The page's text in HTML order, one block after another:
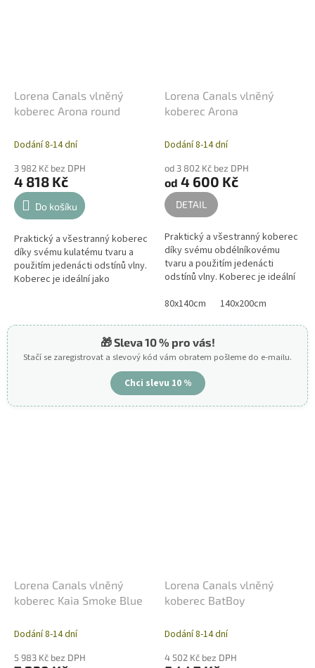
Lorena Canals vlněný
koberec Arona round
Dodání 8-14 dní
3 982 Kč bez DPH
4 818 Kč
Do košíku
Praktický a všestranný koberec
díky svému kulatému tvaru a
použitím jedenácti odstínů vlny.
Koberec je ideální jako
Lorena Canals vlněný
koberec Arona
Dodání 8-14 dní
od 3 802 Kč bez DPH
od 4 600 Kč
DETAIL
Praktický a všestranný koberec
díky svému obdélníkovému
tvaru a použitím jedenácti
odstínů vlny. Koberec je ideální
pokojů nebo jako koberec do...
80x140cm 140x200cm
🎁 Sleva 10 % pro vás!
Stačí se zaregistrovat a slevový kód vám obratem pošleme do e-mailu.
Chci slevu 10 %
Lorena Canals vlněný
koberec Kaia Smoke Blue
Dodání 8-14 dní
5 983 Kč bez DPH
Lorena Canals vlněný
koberec BatBoy
Dodání 8-14 dní
4 502 Kč bez DPH